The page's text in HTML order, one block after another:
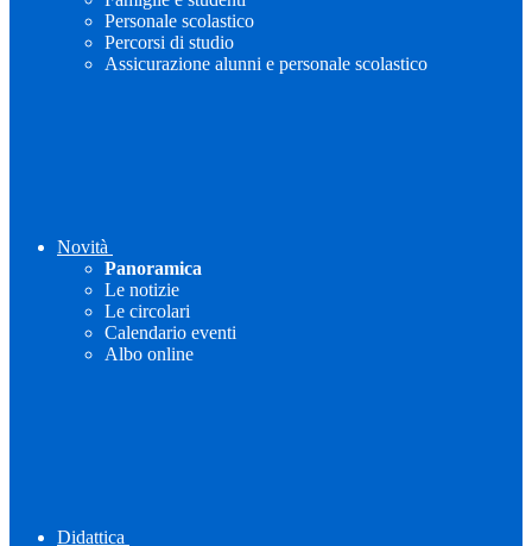
Personale scolastico
Percorsi di studio
Assicurazione alunni e personale scolastico
Novità
Panoramica
Le notizie
Le circolari
Calendario eventi
Albo online
Didattica